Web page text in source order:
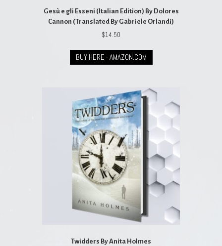
Gesù e gli Esseni (Italian Edition) By Dolores
Cannon (Translated By Gabriele Orlandi)
$14.50
BUY HERE - AMAZON.COM
Twidders By Anita Holmes